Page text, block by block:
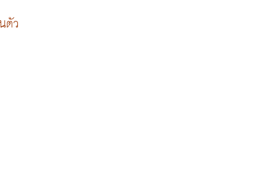
ตัว